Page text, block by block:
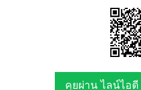
คุยผ่าน ไลน์ไอดี